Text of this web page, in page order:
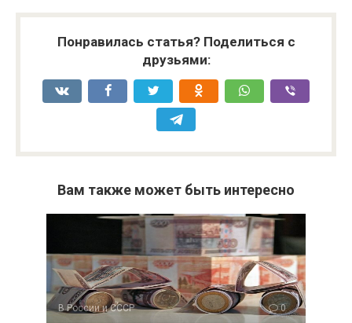
Понравилась статья? Поделиться с
друзьями:
Вам также может быть интересно
В России и СССР 0